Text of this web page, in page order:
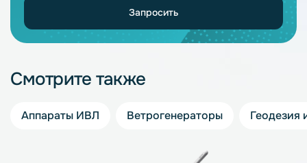
Запросить
Смотрите также
Аппараты ИВЛ Ветрогенераторы Геодезия